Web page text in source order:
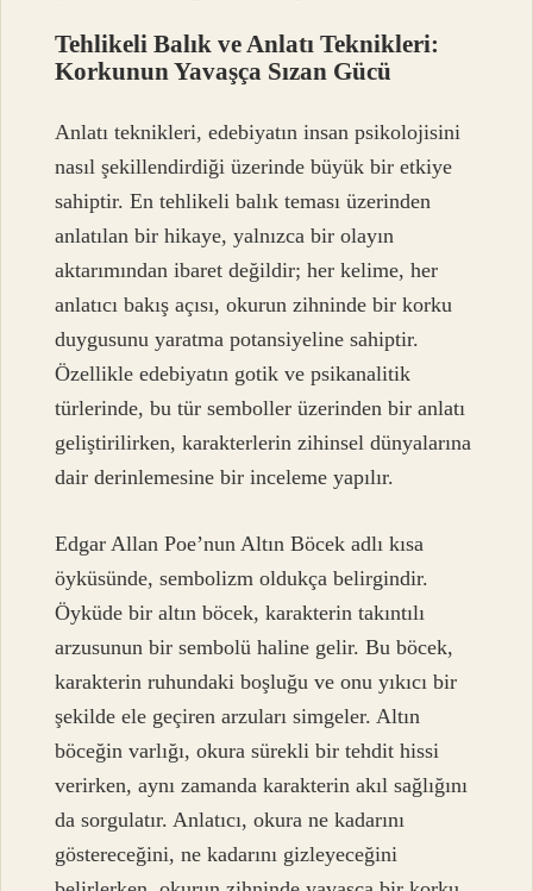
Tehlikeli Balık ve Anlatı Teknikleri:
Korkunun Yavaşça Sızan Gücü
Anlatı teknikleri, edebiyatın insan psikolojisini
nasıl şekillendirdiği üzerinde büyük bir etkiye
sahiptir. En tehlikeli balık teması üzerinden
anlatılan bir hikaye, yalnızca bir olayın
aktarımından ibaret değildir; her kelime, her
anlatıcı bakış açısı, okurun zihninde bir korku
duygusunu yaratma potansiyeline sahiptir.
Özellikle edebiyatın gotik ve psikanalitik
türlerinde, bu tür semboller üzerinden bir anlatı
geliştirilirken, karakterlerin zihinsel dünyalarına
dair derinlemesine bir inceleme yapılır.
Edgar Allan Poe’nun Altın Böcek adlı kısa
öyküsünde, sembolizm oldukça belirgindir.
Öyküde bir altın böcek, karakterin takıntılı
arzusunun bir sembolü haline gelir. Bu böcek,
karakterin ruhundaki boşluğu ve onu yıkıcı bir
şekilde ele geçiren arzuları simgeler. Altın
böceğin varlığı, okura sürekli bir tehdit hissi
verirken, aynı zamanda karakterin akıl sağlığını
da sorgulatır. Anlatıcı, okura ne kadarını
göstereceğini, ne kadarını gizleyeceğini